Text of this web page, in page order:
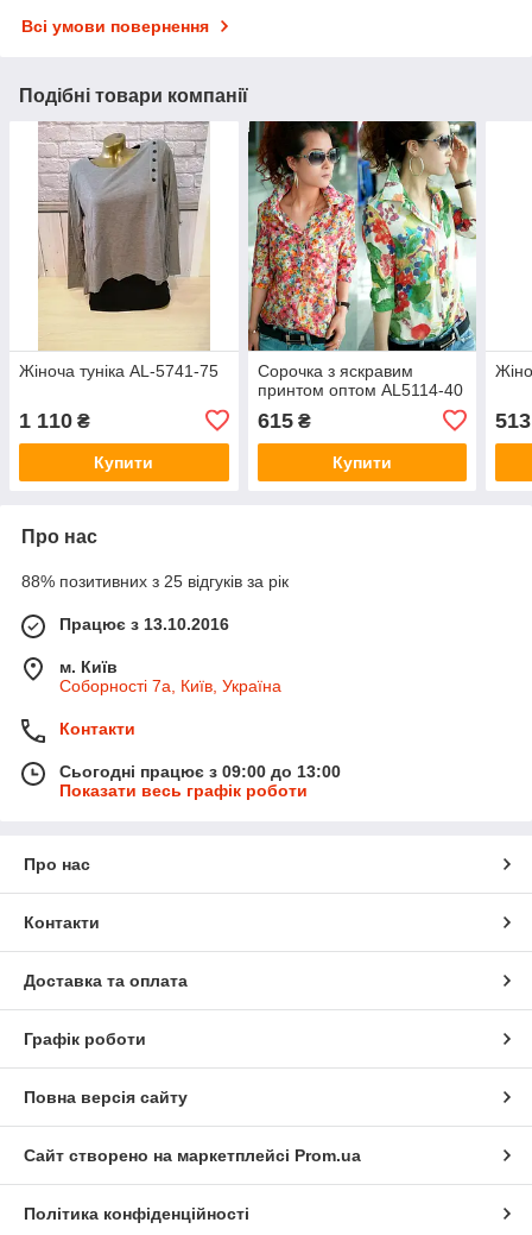
Всі умови повернення
Подібні товари компанії
Жіноча туніка АL-5741-75
1 110 ₴
Купити
Сорочка з яскравим
принтом оптом AL5114-40
615₴
Купити
513
Про нас
88% позитивних з 25 відгуків за рік
Працює з 13.10.2016
м. Київ
Соборності 7а, Київ, Україна
Контакти
Сьогодні працює з 09:00 до 13:00
Показати весь графік роботи
Про нас
Контакти
Доставка та оплата
Графік роботи
Повна версія сайту
Сайт створено на маркетплейсі Prom.ua
Політика конфіденційності